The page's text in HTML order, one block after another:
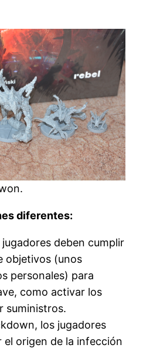
diferentes:
jugadores deben cumplir
objetivos (unos
personales) para
como activar los
suministros.
los jugadores
el origen de la infección